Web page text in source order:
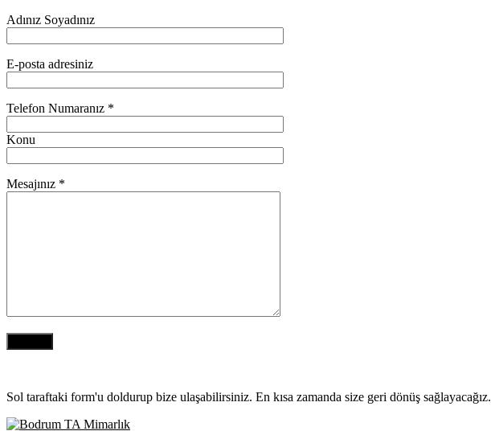
Adınız Soyadınız
E-posta adresiniz
Telefon Numaranız *
Konu
Mesajınız *
Sol taraftaki form'u doldurup bize ulaşabilirsiniz. En kısa zamanda size geri dönüş sağlayacağız.